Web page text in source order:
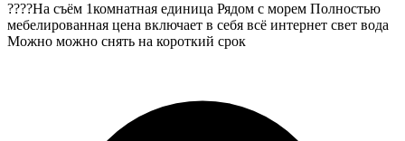
????На съём 1комнатная единица Рядом с морем Полностью
мебелированная цена включает в себя всё интернет свет вода
Можно можно снять на короткий срок